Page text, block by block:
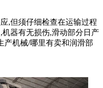
,但须仔细检查在运输过程
器有无损伤,滑动部分日产
产机械/哪里有卖和润滑部